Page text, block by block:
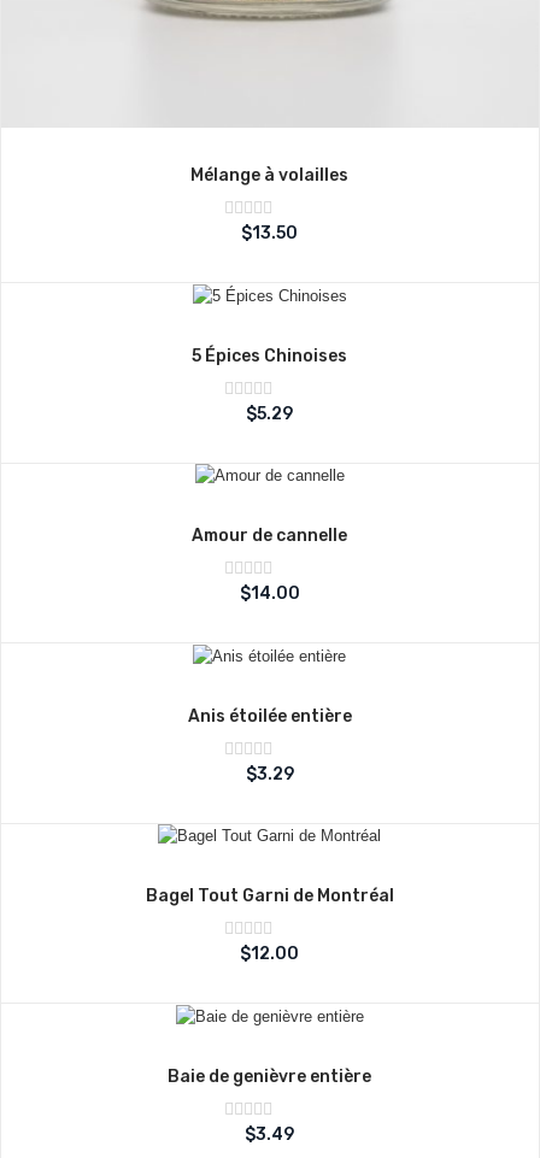
Mélange à volailles
Note
sur
$13.50
5 Épices Chinoises
Note
sur
$5.29
Amour de cannelle
Note
sur
$14.00
Anis étoilée entière
Note
sur
$3.29
Bagel Tout Garni de Montréal
Note
sur
$12.00
Baie de genièvre entière
Note
sur
$3.49